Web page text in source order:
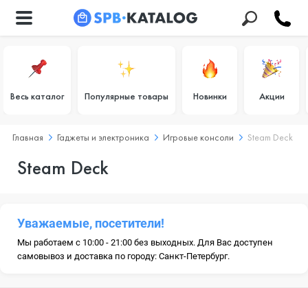
Весь каталог Популярные товары Новинки Акции
Главная Гаджеты и электроника Игровые консоли Steam Deck
Steam Deck
Уважаемые, посетители!
Мы работаем с 10:00 - 21:00 без выходных. Для Вас доступен
самовывоз и доставка по городу: Санкт-Петербург.